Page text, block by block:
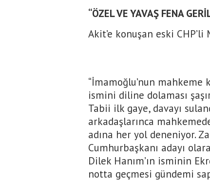
“ÖZEL VE YAVAŞ FENA
Akit’e konuşan eski
“İmamoğlu’nun
ismini diline dolaması
Tabii ilk gaye, davayı
arkadaşlarınca
adına her yol deneniyor.
Cumhurbaşkanı adayı
Dilek Hanım’ın isminin
notta geçmesi gündemi